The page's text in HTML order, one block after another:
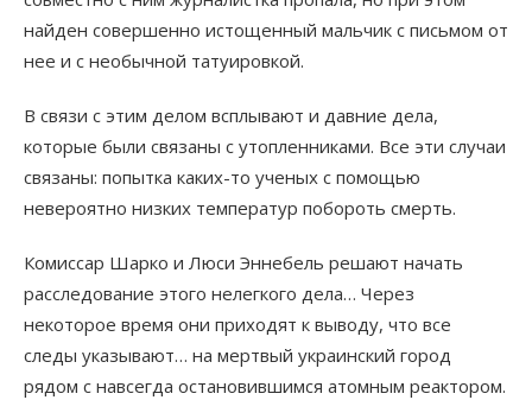
найден совершенно истощенный мальчик с письмом от
нее и с необычной татуировкой.
В связи с этим делом всплывают и давние дела,
которые были связаны с утопленниками. Все эти случаи
связаны: попытка каких-то ученых с помощью
невероятно низких температур побороть смерть.
Комиссар Шарко и Люси Эннебель решают начать
расследование этого нелегкого дела… Через
некоторое время они приходят к выводу, что все
следы указывают… на мертвый украинский город
рядом с навсегда остановившимся атомным реактором.